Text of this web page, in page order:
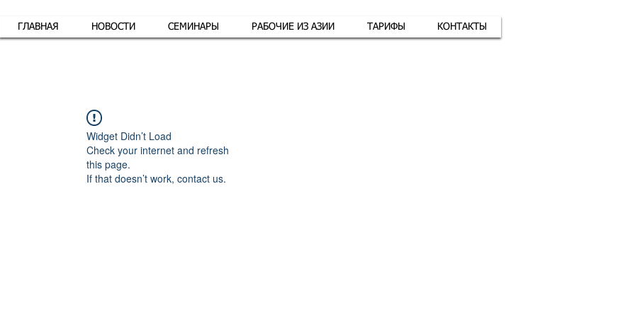
ГЛАВНАЯ НОВОСТИ СЕМИНАРЫ РАБОЧИЕ ИЗ АЗИИ ТАРИФЫ КОНТАКТЫ
Widget Didn’t Load
Check your internet and refresh
this page.
If that doesn’t work, contact us.